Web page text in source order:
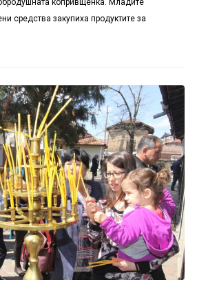
копривщенка. Младите
средства закупиха продуктите за